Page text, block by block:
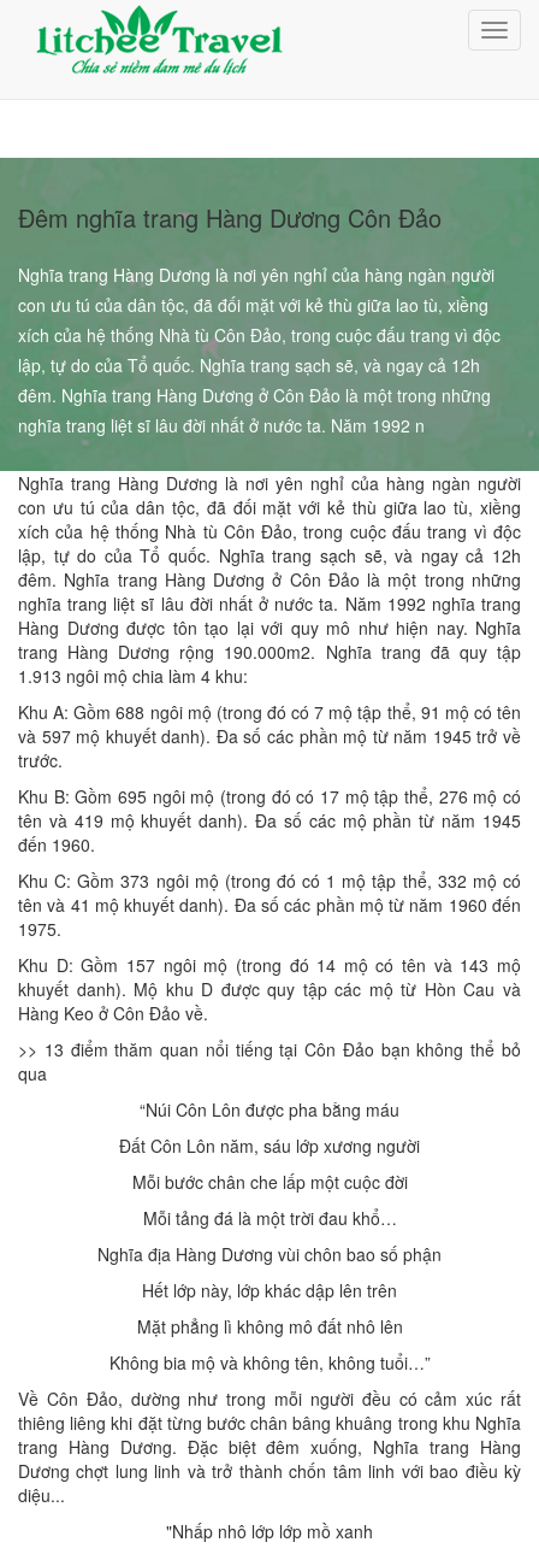
Giỏ Hàng (0)
Đăng nhập
Đăng ký
Đêm nghĩa trang Hàng Dương Côn Đảo
Nghĩa trang Hàng Dương là nơi yên nghỉ của hàng ngàn người
con ưu tú của dân tộc, đã đối mặt với kẻ thù giữa lao tù, xiềng
xích của hệ thống Nhà tù Côn Đảo, trong cuộc đấu trang vì độc
lập, tự do của Tổ quốc. Nghĩa trang sạch sẽ, và ngay cả 12h
đêm. Nghĩa trang Hàng Dương ở Côn Đảo là một trong những
nghĩa trang liệt sĩ lâu đời nhất ở nước ta. Năm 1992 n
Nghĩa trang Hàng Dương là nơi yên nghỉ của hàng ngàn người
con ưu tú của dân tộc, đã đối mặt với kẻ thù giữa lao tù, xiềng
xích của hệ thống Nhà tù Côn Đảo, trong cuộc đấu trang vì độc
lập, tự do của Tổ quốc. Nghĩa trang sạch sẽ, và ngay cả 12h
đêm. Nghĩa trang Hàng Dương ở Côn Đảo là một trong những
nghĩa trang liệt sĩ lâu đời nhất ở nước ta. Năm 1992 nghĩa trang
Hàng Dương được tôn tạo lại với quy mô như hiện nay. Nghĩa
trang Hàng Dương rộng 190.000m2. Nghĩa trang đã quy tập
1.913 ngôi mộ chia làm 4 khu:
Khu A: Gồm 688 ngôi mộ (trong đó có 7 mộ tập thể, 91 mộ có tên
và 597 mộ khuyết danh). Đa số các phần mộ từ năm 1945 trở về
trước.
Khu B: Gồm 695 ngôi mộ (trong đó có 17 mộ tập thể, 276 mộ có
tên và 419 mộ khuyết danh). Đa số các mộ phần từ năm 1945
đến 1960.
Khu C: Gồm 373 ngôi mộ (trong đó có 1 mộ tập thể, 332 mộ có
tên và 41 mộ khuyết danh). Đa số các phần mộ từ năm 1960 đến
1975.
Khu D: Gồm 157 ngôi mộ (trong đó 14 mộ có tên và 143 mộ
khuyết danh). Mộ khu D được quy tập các mộ từ Hòn Cau và
Hàng Keo ở Côn Đảo về.
>> 13 điểm thăm quan nổi tiếng tại Côn Đảo bạn không thể bỏ
qua
“Núi Côn Lôn được pha bằng máu
Đất Côn Lôn năm, sáu lớp xương người
Mỗi bước chân che lấp một cuộc đời
Mỗi tảng đá là một trời đau khổ…
Nghĩa địa Hàng Dương vùi chôn bao số phận
Hết lớp này, lớp khác dập lên trên
Mặt phẳng lì không mô đất nhô lên
Không bia mộ và không tên, không tuổi…”
Về Côn Ðảo, dường như trong mỗi người đều có cảm xúc rất
thiêng liêng khi đặt từng bước chân bâng khuâng trong khu Nghĩa
trang Hàng Dương. Ðặc biệt đêm xuống, Nghĩa trang Hàng
Dương chợt lung linh và trở thành chốn tâm linh với bao điều kỳ
diệu...
"Nhấp nhô lớp lớp mồ xanh